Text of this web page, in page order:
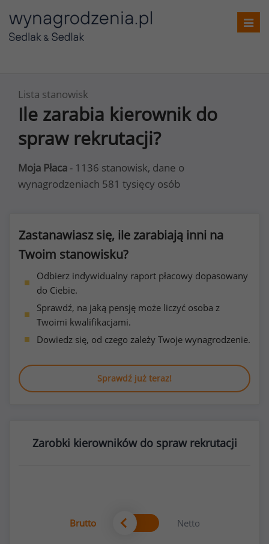
Lista stanowisk
Ile zarabia kierownik do
spraw rekrutacji?
Moja Płaca - 1136 stanowisk, dane o
wynagrodzeniach 581 tysięcy osób
Zastanawiasz się, ile zarabiają inni na
Twoim stanowisku?
Odbierz indywidualny raport płacowy dopasowany
do Ciebie.
Sprawdź, na jaką pensję może liczyć osoba z
Twoimi kwalifikacjami.
Dowiedz się, od czego zależy Twoje wynagrodzenie.
Sprawdź już teraz!
Zarobki kierowników do spraw rekrutacji
Brutto Netto